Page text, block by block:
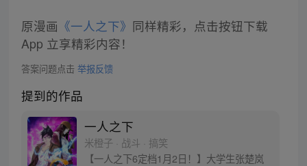
原漫画 《一人之下》 同样精彩，点击按钮下载
App 立享精彩内容！
答案问题点击 举报反馈
提到的作品
一人之下
米橙子 · 战斗 · 搞笑
【一人之下6定档1月2日！】大学生张楚岚